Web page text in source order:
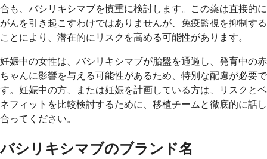
合も、バシリキシマブを慎重に検討します。この薬は直接的に
がんを引き起こすわけではありませんが、免疫監視を抑制する
ことにより、潜在的にリスクを高める可能性があります。
妊娠中の女性は、バシリキシマブが胎盤を通過し、発育中の赤
ちゃんに影響を与える可能性があるため、特別な配慮が必要で
す。妊娠中の方、または妊娠を計画している方は、リスクとベ
ネフィットを比較検討するために、移植チームと徹底的に話し
合ってください。
バシリキシマブのブランド名